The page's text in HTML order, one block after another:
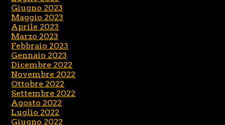
Giugno 2023
Maggio 2023
Aprile 2023
Marzo 2023
Febbraio 2023
Gennaio 2023
Dicembre 2022
Novembre 2022
Ottobre 2022
Settembre 2022
Agosto 2022
Luglio 2022
Giugno 2022